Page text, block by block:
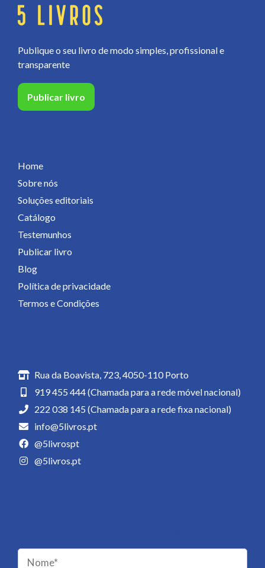
Publique o seu livro de modo simples, profissional e
transparente
Publicar livro
Home
Sobre nós
Soluções editoriais
Catálogo
Testemunhos
Publicar livro
Blog
Política de privacidade
Termos e Condições
Rua da Boavista, 723, 4050-110 Porto
919 455 444 (Chamada para a rede móvel nacional)
222 038 145 (Chamada para a rede fixa nacional)
info@5livros.pt
@5livrospt
@5livros.pt